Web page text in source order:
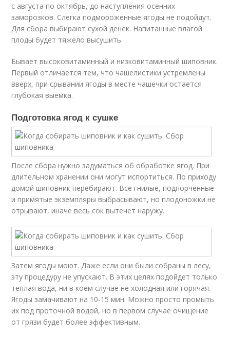
с августа по октябрь, до наступления осенних
заморозков. Слегка подмороженные ягоды не подойдут.
Для сбора выбирают сухой денек. Напитанные влагой
плоды будет тяжело высушить.
Бывает высоковитаминный и низковитаминный шиповник.
Первый отличается тем, что чашелистики устремлены
вверх, при срывании ягоды в месте чашечки остается
глубокая выемка.
Подготовка ягод к сушке
После сбора нужно задуматься об обработке ягод. При
длительном хранении они могут испортиться. По приходу
домой шиповник перебирают. Все гнилые, подпорченные
и примятые экземпляры выбрасывают, но плодоножки не
отрывают, иначе весь сок вытечет наружу.
Затем ягоды моют. Даже если они были собраны в лесу,
эту процедуру не упускают. В этих целях подойдет только
теплая вода, ни в коем случае не холодная или горячая.
Ягоды замачивают на 10-15 мин. Можно просто промыть
их под проточной водой, но в первом случае очищение
от грязи будет более эффективным.